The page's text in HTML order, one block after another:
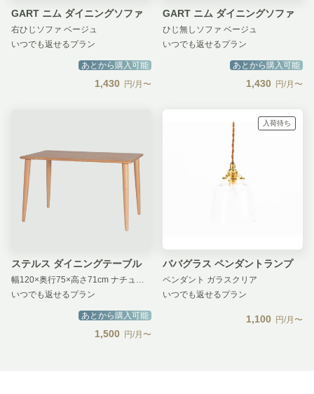
GART ニム ダイニングソファ
右ひじソファ ベージュ
いつでも返せるプラン
あとから購入可能
1,430 円/月〜
GART ニム ダイニングソファ
ひじ無しソファ ベージュ
いつでも返せるプラン
あとから購入可能
1,430 円/月〜
ステルス ダイニングテーブル
幅120×奥行75×高さ71cm ナチュラル
いつでも返せるプラン
あとから購入可能
1,500 円/月〜
入荷待ち
ババグラス ペンダントランプ
ペンダント ガラスクリア
いつでも返せるプラン
1,100 円/月〜